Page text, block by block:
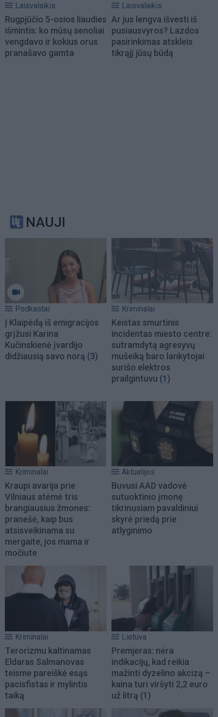
Laisvalaikis
Rugpjūčio 5-osios liaudies
išmintis: ko mūsų senoliai
vengdavo ir kokius orus
pranašavo gamta
Laisvalaikis
Ar jus lengva išvesti iš
pusiausvyros? Lazdos
pasirinkimas atskleis
tikrąjį jūsų būdą
NAUJI
Podkastai
Į Klaipėdą iš emigracijos
grįžusi Karina
Kučinskienė įvardijo
didžiausią savo norą (3)
Kriminalai
Keistas smurtinis
incidentas miesto centre:
sutramdytą agresyvų
mušeiką baro lankytojai
surišo elektros
prailgintuvu (1)
Kriminalai
Kraupi avarija prie
Vilniaus atėmė tris
brangiausius žmones:
pranešė, kaip bus
atsisveikinama su
mergaite, jos mama ir
močiute
Aktualijos
Buvusi AAD vadovė
sutuoktinio įmonę
tikrinusiam pavaldiniui
skyrė priedą prie
atlyginimo
Kriminalai
Terorizmu kaltinamas
Eldaras Salmanovas
teisme pareiškė esąs
pacisfistas ir mylintis
taiką
Lietuva
Premjeras: nėra
indikacijų, kad reikia
mažinti dyzelino akcizą –
kaina turi viršyti 2,2 euro
už litrą (1)